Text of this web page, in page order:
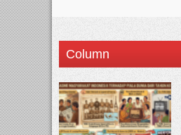
Column